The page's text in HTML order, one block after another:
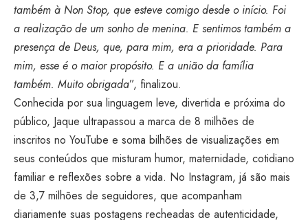
também à Non Stop, que esteve comigo desde o início. Foi
a realização de um sonho de menina. E sentimos também a
presença de Deus, que, para mim, era a prioridade. Para
mim, esse é o maior propósito. E a união da família
também. Muito obrigada”, finalizou.
Conhecida por sua linguagem leve, divertida e próxima do
público, Jaque ultrapassou a marca de 8 milhões de
inscritos no YouTube e soma bilhões de visualizações em
seus conteúdos que misturam humor, maternidade, cotidiano
familiar e reflexões sobre a vida. No Instagram, já são mais
de 3,7 milhões de seguidores, que acompanham
diariamente suas postagens recheadas de autenticidade,